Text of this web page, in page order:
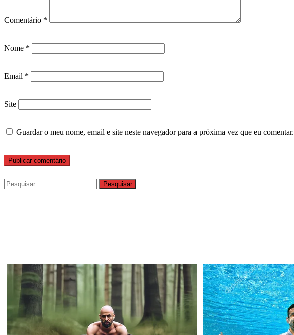
Comentário *
Nome *
Email *
Site
Guardar o meu nome, email e site neste navegador para a próxima vez que eu comentar.
Pesquisar
por: